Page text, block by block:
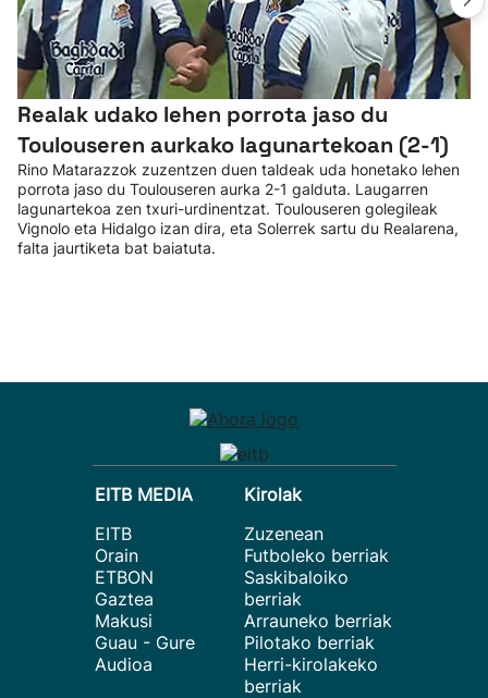
Realak udako lehen porrota jaso du
Toulouseren aurkako lagunartekoan (2-1)
Rino Matarazzok zuzentzen duen taldeak uda honetako lehen
porrota jaso du Toulouseren aurka 2-1 galduta. Laugarren
lagunartekoa zen txuri-urdinentzat. Toulouseren golegileak
Vignolo eta Hidalgo izan dira, eta Solerrek sartu du Realarena,
falta jaurtiketa bat baiatuta.
EITB MEDIA
EITB
Orain
ETBON
Gaztea
Makusi
Guau - Gure
Audioa
Kirolak
Zuzenean
Futboleko berriak
Saskibaloiko
berriak
Arrauneko berriak
Pilotako berriak
Herri-kirolakeko
berriak